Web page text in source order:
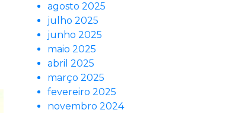
agosto 2025
julho 2025
junho 2025
maio 2025
abril 2025
março 2025
fevereiro 2025
novembro 2024